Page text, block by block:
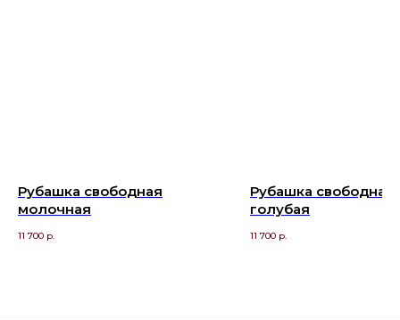
Рубашка свободная
молочная
11 700 р.
Рубашка свободная
голубая
11 700 р.